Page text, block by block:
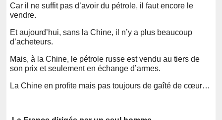
Car il ne suffit pas d’avoir du pétrole, il faut encore le
vendre.
Et aujourd’hui, sans la Chine, il n’y a plus beaucoup
d’acheteurs.
Mais, à la Chine, le pétrole russe est vendu au tiers de
son prix et seulement en échange d’armes.
La Chine en profite mais pas toujours de gaîté de cœur…